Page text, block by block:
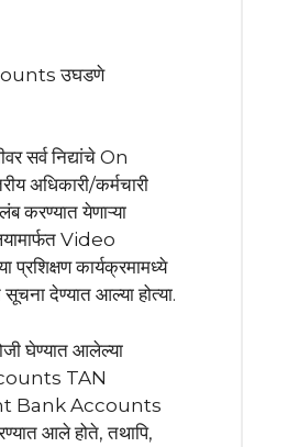
उघडणे
सर्व निद्यांचे On
अधिकारी/कर्मचारी
करण्यात येणाऱ्या
Video
कार्यक्रमामध्ये
देण्यात आल्या होत्या.
घेण्यात आलेल्या
TAN
Bank Accounts
आले होते, तथापि,